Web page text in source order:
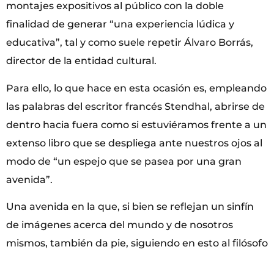
montajes expositivos al público con la doble
finalidad de generar “una experiencia lúdica y
educativa”, tal y como suele repetir Álvaro Borrás,
director de la entidad cultural.
Para ello, lo que hace en esta ocasión es, empleando
las palabras del escritor francés Stendhal, abrirse de
dentro hacia fuera como si estuviéramos frente a un
extenso libro que se despliega ante nuestros ojos al
modo de “un espejo que se pasea por una gran
avenida”.
Una avenida en la que, si bien se reflejan un sinfín
de imágenes acerca del mundo y de nosotros
mismos, también da pie, siguiendo en esto al filósofo